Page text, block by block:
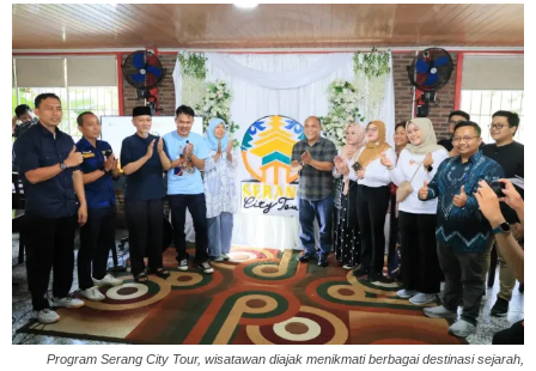
Program Serang City Tour, wisatawan diajak menikmati berbagai destinasi sejarah,